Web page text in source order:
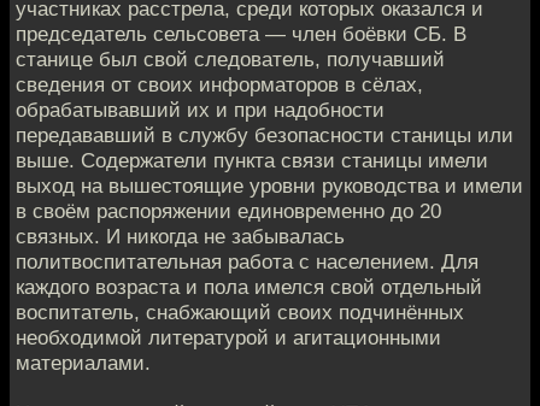
участниках расстрела, среди которых оказался и
председатель сельсовета — член боёвки СБ. В
станице был свой следователь, получавший
сведения от своих информаторов в сёлах,
обрабатывавший их и при надобности
передававший в службу безопасности станицы или
выше. Содержатели пункта связи станицы имели
выход на вышестоящие уровни руководства и имели
в своём распоряжении единовременно до 20
связных. И никогда не забывалась
политвоспитательная работа с населением. Для
каждого возраста и пола имелся свой отдельный
воспитатель, снабжающий своих подчинённых
необходимой литературой и агитационными
материалами.